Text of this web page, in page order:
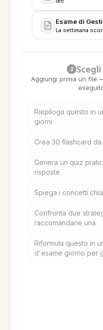
Esame di
La settimana
2
Aggiungi prima un file
Riepiloga questo in
giorni
Crea 30 flashcard
Genera un quiz
risposte
Spiega i concetti
Confronta due
raccomandane una
Riformula questo in
d'esame giorno per